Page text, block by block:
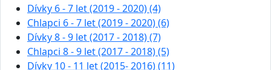
Dívky 6 - 7 let (2019 - 2020) (4)
Chlapci 6 - 7 let (2019 - 2020) (6)
Dívky 8 - 9 let (2017 - 2018) (7)
Chlapci 8 - 9 let (2017 - 2018) (5)
Dívky 10 - 11 let (2015- 2016) (11)